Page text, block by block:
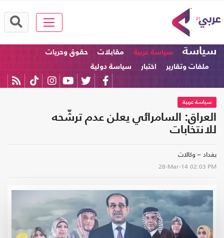
سياسة سياسة عربية مقابلات
حقوق وحريات
ملفات وتقارير
اختبار سياسة دولية
سياسة عربية
العراق: السامرائي يعلن عدم ترشّحه
للانتخابات
بغداد – وكالات
28-Mar-14 02:03 PM